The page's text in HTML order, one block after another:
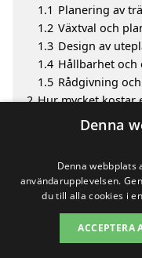
1.1 Planering av
1.2 Växtval och
1.3 Design av
1.4 Hållbarhet och
1.5 Rådgivning
2 Hur mycket kostar
Fördelar med att
Sök efter en
omgivande städerna
Om / kontakt
Denna
Denna
användarupplevelsen.
du till alla cookies i
ACCEPTERA